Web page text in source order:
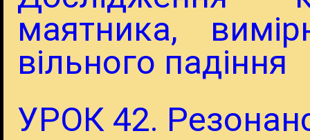
маятника,
вільного падіння
УРОК 42.